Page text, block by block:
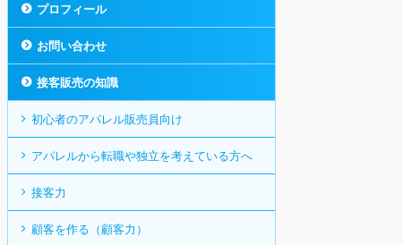
プロフィール
お問い合わせ
接客販売の知識
初心者のアパレル販売員向け
アパレルから転職や独立を考えている方へ
接客力
顧客を作る（顧客力）